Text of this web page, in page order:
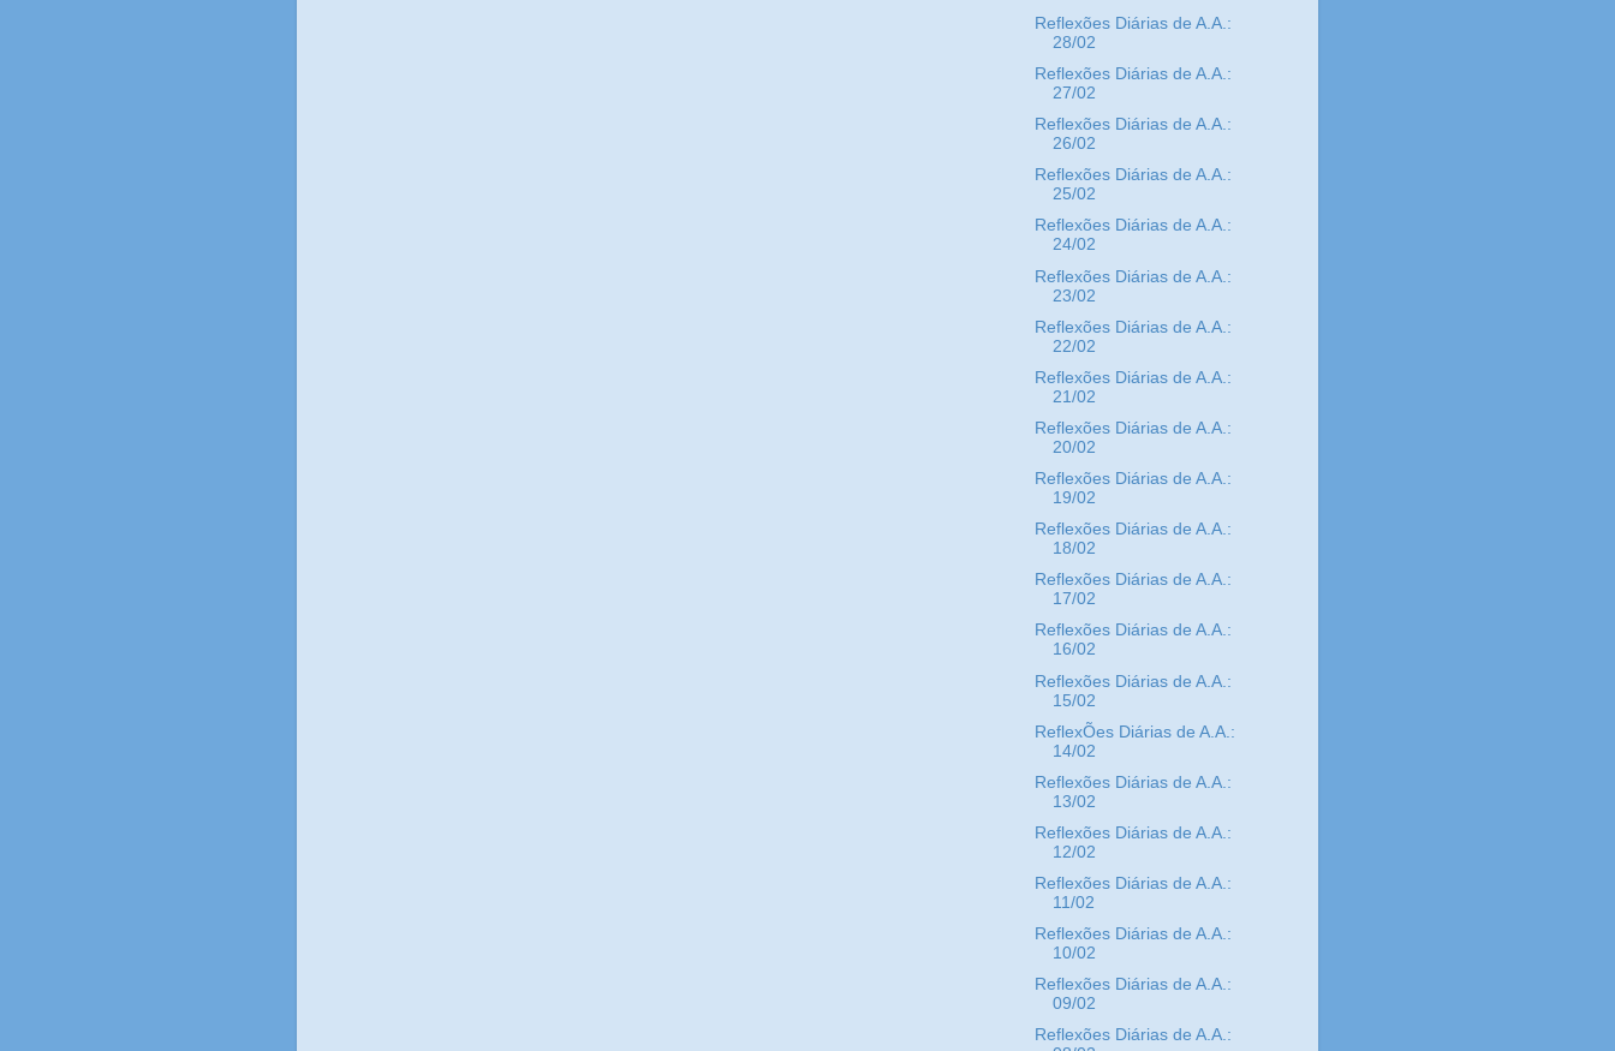
Reflexões Diárias de A.A.:
28/02
Reflexões Diárias de A.A.:
27/02
Reflexões Diárias de A.A.:
26/02
Reflexões Diárias de A.A.:
25/02
Reflexões Diárias de A.A.:
24/02
Reflexões Diárias de A.A.:
23/02
Reflexões Diárias de A.A.:
22/02
Reflexões Diárias de A.A.:
21/02
Reflexões Diárias de A.A.:
20/02
Reflexões Diárias de A.A.:
19/02
Reflexões Diárias de A.A.:
18/02
Reflexões Diárias de A.A.:
17/02
Reflexões Diárias de A.A.:
16/02
Reflexões Diárias de A.A.:
15/02
ReflexÕes Diárias de A.A.:
14/02
Reflexões Diárias de A.A.:
13/02
Reflexões Diárias de A.A.:
12/02
Reflexões Diárias de A.A.:
11/02
Reflexões Diárias de A.A.:
10/02
Reflexões Diárias de A.A.:
09/02
Reflexões Diárias de A.A.: